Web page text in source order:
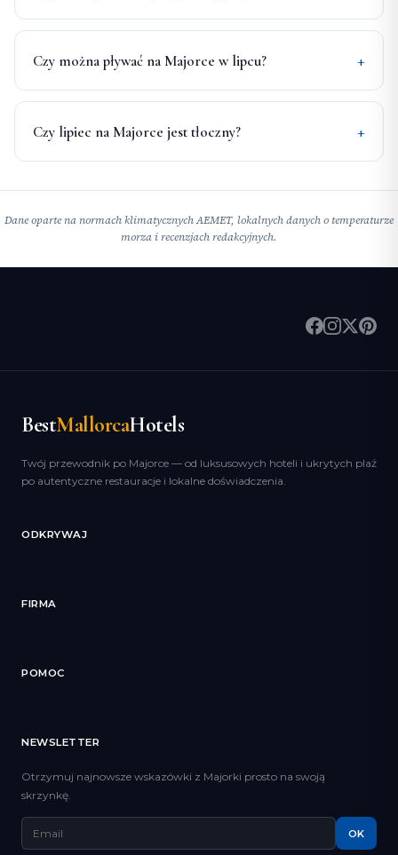
Czy można pływać na Majorce w lipcu?
Czy lipiec na Majorce jest tłoczny?
Dane oparte na normach klimatycznych AEMET, lokalnych danych o temperaturze
morza i recenzjach redakcyjnych.
BestMallorcaHotels
Twój przewodnik po Majorce — od luksusowych hoteli i ukrytych plaż
po autentyczne restauracje i lokalne doświadczenia.
ODKRYWAJ
FIRMA
POMOC
NEWSLETTER
Otrzymuj najnowsze wskazówki z Majorki prosto na swoją
skrzynkę.
OK